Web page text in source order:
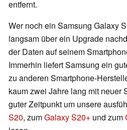
entfernt.
Wer noch ein Samsung Galaxy
langsam über ein Upgrade
der Daten auf seinem
Immerhin liefert Samsung ein
zu anderen Smartphone-
kaum zwei Jahre lang mit neuer
guter Zeitpunkt um unsere
S20, zumGalaxy S20+ und zum